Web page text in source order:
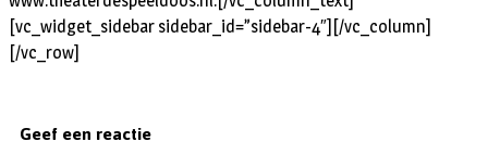
[vc_widget_sidebar sidebar_id=”sidebar-4″][/vc_column]
[/vc_row]
Geef een reactie